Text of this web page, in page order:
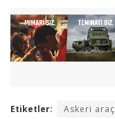
Etiketler: Askeri araç